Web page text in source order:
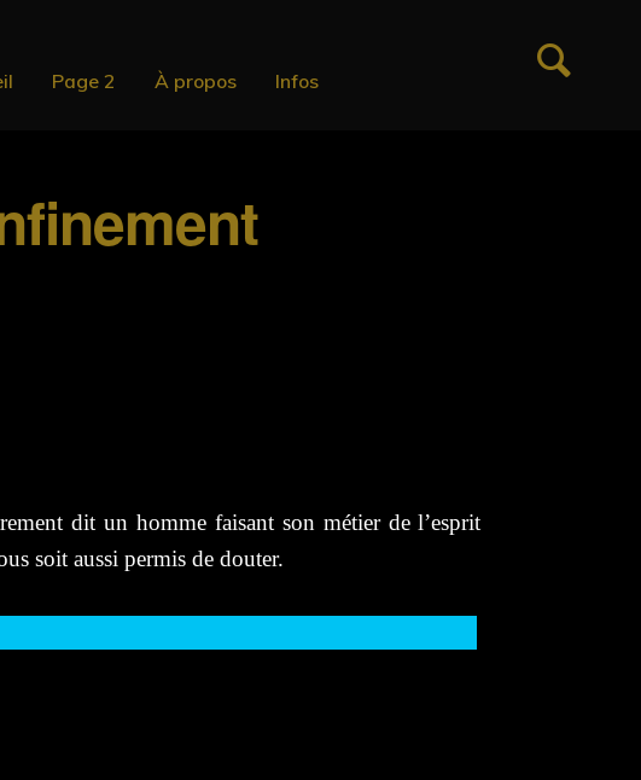
Page 2 À propos Infos
dit un homme faisant son métier de l’esprit
soit aussi permis de douter.